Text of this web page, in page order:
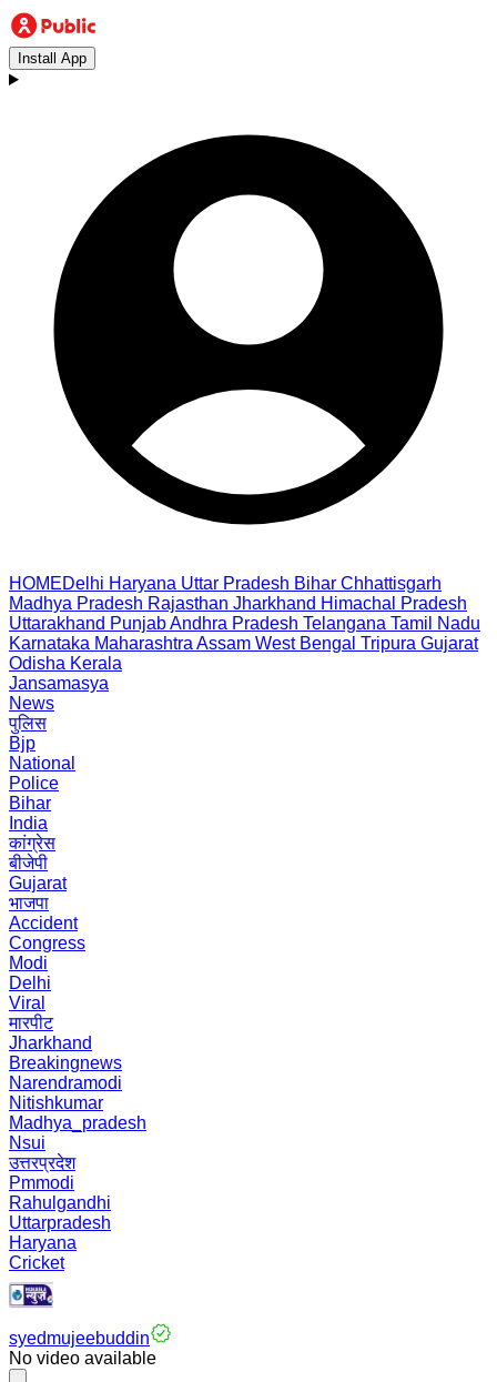
Install App
HOMEDelhi Haryana Uttar Pradesh Bihar Chhattisgarh
Madhya Pradesh Rajasthan Jharkhand Himachal Pradesh
Uttarakhand PunjabAndhra Pradesh Telangana Tamil Nadu
Karnataka Maharashtra Assam West Bengal Tripura Gujarat
Odisha Kerala
Jansamasya
News
पुलिस
Bjp
National
Police
Bihar
India
कांग्रेस
बीजेपी
Gujarat
भाजपा
Accident
Congress
Modi
Delhi
Viral
मारपीट
Jharkhand
Breakingnews
Narendramodi
Nitishkumar
Madhya_pradesh
Nsui
उत्तरप्रदेश
Pmmodi
Rahulgandhi
Uttarpradesh
Haryana
Cricket
syedmujeebuddin
No video available